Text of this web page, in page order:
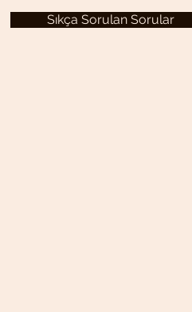
Sıkça Sorulan Sorular